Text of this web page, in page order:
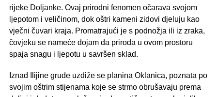
rijeke Doljanke. Ovaj prirodni fenomen očarava svojom
ljepotom i veličinom, dok oštri kameni zidovi djeluju kao
vječni čuvari kraja. Promatrajući je s podnožja ili iz zraka,
čovjeku se nameće dojam da priroda u ovom prostoru
spaja snagu i ljepotu u savršen sklad.
Iznad Ilijine grude uzdiže se planina Oklanica, poznata po
svojim oštrim stijenama koje se strmo obrušavaju prema